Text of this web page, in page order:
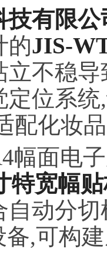
技有限公
的JIS-
立不稳
定位系
配化妆
幅面电
特宽幅
动分
备,可构